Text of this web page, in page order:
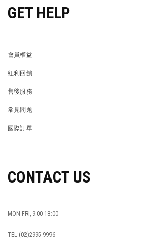
GET HELP
會員權益
紅利回饋
售後服務
常見問題
國際訂單
CONTACT US
MON-FRI, 9:00-18:00
TEL:(02)2995-9996